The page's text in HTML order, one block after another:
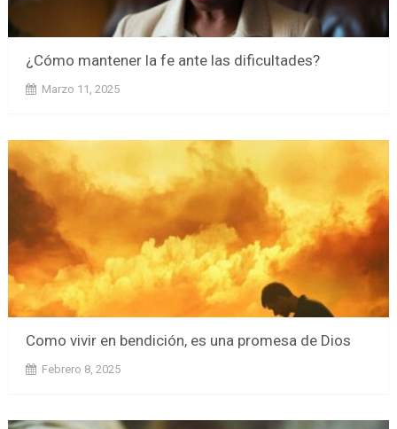
¿Cómo mantener la fe ante las dificultades?
Marzo 11, 2025
Como vivir en bendición, es una promesa de Dios
Febrero 8, 2025